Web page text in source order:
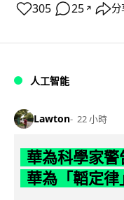
305 25 ↗ 分
人工智能
Lawton 22 小時
華為科學家
華為「韜定